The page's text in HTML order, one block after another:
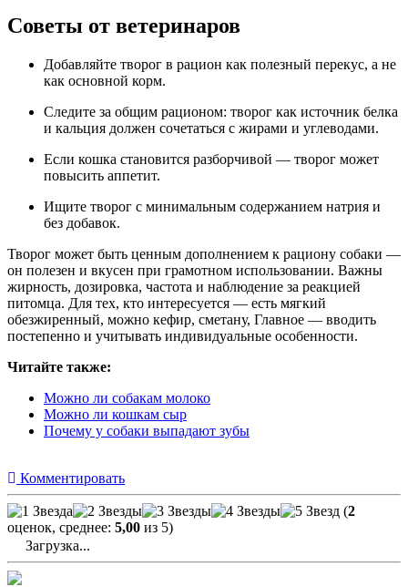
Советы от ветеринаров
Добавляйте творог в рацион как полезный перекус, а не
как основной корм.
Следите за общим рационом: творог как источник белка
и кальция должен сочетаться с жирами и углеводами.
Если кошка становится разборчивой — творог может
повысить аппетит.
Ищите творог с минимальным содержанием натрия и
без добавок.
Творог может быть ценным дополнением к рациону собаки —
он полезен и вкусен при грамотном использовании. Важны
жирность, дозировка, частота и наблюдение за реакцией
питомца. Для тех, кто интересуется — есть мягкий
обезжиренный, можно кефир, сметану, Главное — вводить
постепенно и учитывать индивидуальные особенности.
Читайте также:
Можно ли собакам молоко
Можно ли кошкам сыр
Почему у собаки выпадают зубы
Комментировать
(2
оценок, среднее: 5,00 из 5)
Загрузка...